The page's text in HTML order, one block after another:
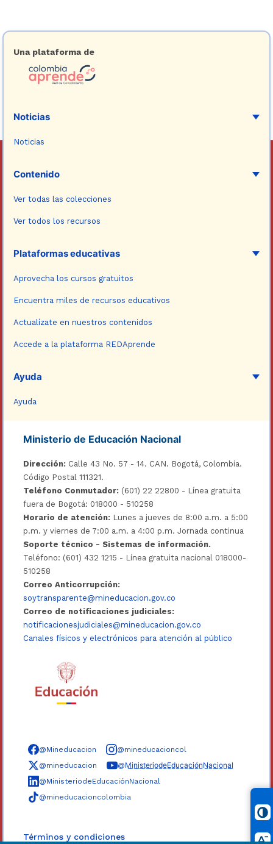
Una plataforma de
Noticias
Noticias
Contenido
Ver todas las colecciones
Ver todos los recursos
Plataformas educativas
Aprovecha los cursos gratuitos
Encuentra miles de recursos educativos
Actualízate en nuestros contenidos
Accede a la plataforma REDAprende
Ayuda
Ayuda
Ministerio de Educación Nacional
Dirección: Calle 43 No. 57 - 14. CAN. Bogotá, Colombia.
Código Postal 111321.
Teléfono Conmutador: (601) 22 22800 - Línea gratuita
fuera de Bogotá: 018000 - 510258
Horario de atención: Lunes a jueves de 8:00 a.m. a 5:00
p.m. y viernes de 7:00 a.m. a 4:00 p.m. Jornada continua
Soporte técnico - Sistemas de información.
Teléfono: (601) 432 1215 - Línea gratuita nacional 018000-
510258
Correo Anticorrupción:
soytransparente@mineducacion.gov.co
Correo de notificaciones judiciales:
notificacionesjudiciales@mineducacion.gov.co
Canales físicos y electrónicos para atención al público
Síguenos en redes sociales
@Mineducacion
@mineducacioncol
@mineducacion
@M̲i̲n̲i̲s̲t̲e̲r̲i̲o̲d̲e̲E̲d̲u̲c̲a̲c̲i̲ó̲n̲N̲a̲c̲i̲o̲n̲a̲l̲
@MinisteriodeEducaciónNacional
@mineducacioncolombia
Términos y condiciones